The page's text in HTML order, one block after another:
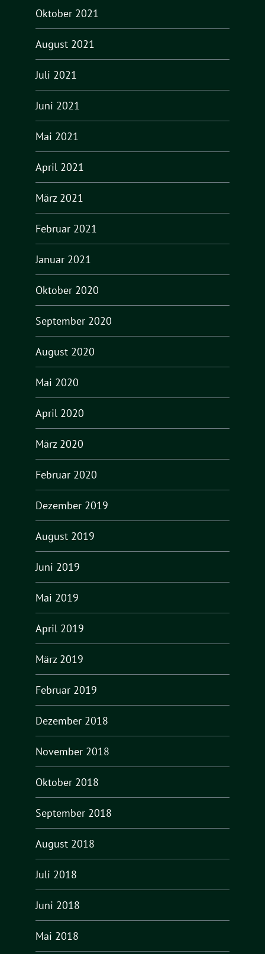
Oktober 2021
August 2021
Juli 2021
Juni 2021
Mai 2021
April 2021
März 2021
Februar 2021
Januar 2021
Oktober 2020
September 2020
August 2020
Mai 2020
April 2020
März 2020
Februar 2020
Dezember 2019
August 2019
Juni 2019
Mai 2019
April 2019
März 2019
Februar 2019
Dezember 2018
November 2018
Oktober 2018
September 2018
August 2018
Juli 2018
Juni 2018
Mai 2018